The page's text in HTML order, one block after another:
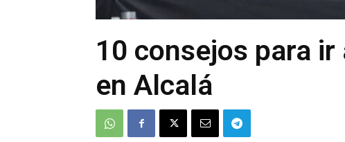
10 consejos para ir
en Alcalá